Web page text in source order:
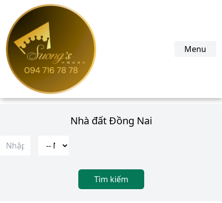
suonghouse.com
Menu
Nhà đất Đồng Nai
Tìm kiếm